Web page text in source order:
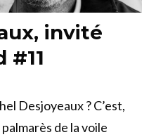
invité
#11
Desjoyeaux ? C’est,
de la voile